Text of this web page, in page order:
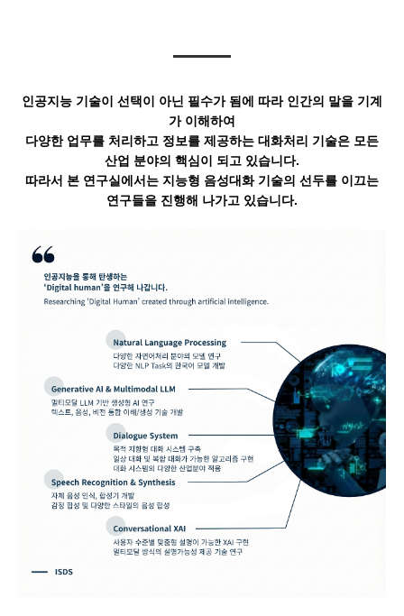
인공지능 기술이 선택이 아닌 필수가 됨에 따라 인간의 말을 기계
가 이해하여
다양한 업무를 처리하고 정보를 제공하는 대화처리 기술은 모든
산업 분야의 핵심이 되고 있습니다.
따라서 본 연구실에서는 지능형 음성대화 기술의 선두를 이끄는
연구들을 진행해 나가고 있습니다.